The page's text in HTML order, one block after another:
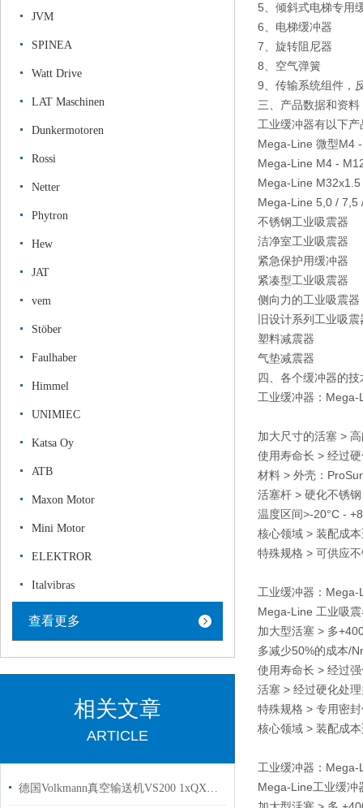
JVM
SPINEA
Watt Drive
LAT Maschinen
Dunkermotoren
Rossi
Netter
Phytron
Hew
JAT
vem
Stöber
Faulhaber
Himmel
UNIMIEC
Katsa Oy
ATB
Maxon Motor
Mini Motor
ELEKTROR
Italvibras
查看更多
相关文章
ARTICLE
德国Volkmann真空输送机VS200 1xQX一体式结构用于制药行业使用
5、倾斜式电梯专用
6、电梯缓冲器
7、旋转阻尼器
8、空气弹簧
9、传输系统组件，
三、产品数据和资料
工业缓冲器有以下产
Mega-Line 微型M4
Mega-Line M4 -
Mega-Line
Mega-Line 5,0 / 7,5
不锈钢工业吸震器
洁净室工业吸震器
紧急保护用缓冲器
紧凑型工业吸震器
侧向力的工业吸震器
旧设计系列工业吸
塑料减震器
气垫减震器
四、各个缓冲器的技
工业缓冲器：
加大尺寸的活塞 >
使用寿命长 > 经过
材料 > 外壳：
活塞杆 > 硬化不锈钢
温度区间>-20°C -
核心领域 > 装配成
特殊规格 > 可供应
工业缓冲器：
Mega-Line 工业吸
加大型活塞 > 多
多减少50%的成本/
使用寿命长 > 经过
活塞 > 经过硬化处
特殊规格 > 专用密
核心领域 > 装配成
工业缓冲器：
Mega-Line工业缓冲